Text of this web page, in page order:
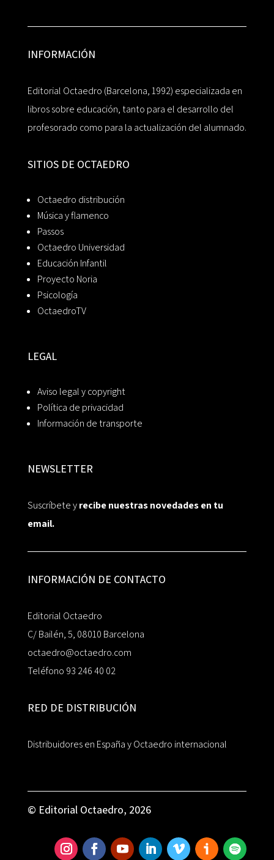
INFORMACIÓN
Editorial Octaedro (Barcelona, 1992) especializada en
libros sobre educación, tanto para el desarrollo del
profesorado como para la actualización del alumnado.
SITIOS DE OCTAEDRO
Octaedro distribución
Música y flamenco
Passos
Octaedro Universidad
Educación Infantil
Proyecto Noria
Psicología
OctaedroTV
LEGAL
Aviso legal y copyright
Política de privacidad
Información de transporte
NEWSLETTER
Suscríbete yrecibe nuestras novedades en tu
email.
INFORMACIÓN DE CONTACTO
Editorial Octaedro
C/ Bailén, 5, 08010 Barcelona
octaedro@octaedro.com
Teléfono 93 246 40 02
RED DE DISTRIBUCIÓN
Distribuidores en España y Octaedro internacional
© Editorial Octaedro, 2026